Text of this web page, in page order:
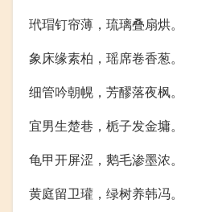
玳瑁钉帘薄，琉璃叠扇烘。
象床缘素柏，瑶席卷香葱。
细管吟朝幌，芳醪落夜枫。
宜男生楚巷，栀子发金墉。
龟甲开屏涩，鹅毛渗墨浓。
黄庭留卫瓘，绿树养韩冯。